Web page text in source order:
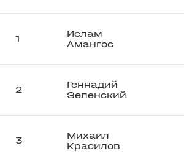
1
Ислам
Амангос
2
Геннадий
Зеленский
3
Михаил
Красилов